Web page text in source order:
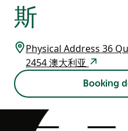
斯
Physical Address 36
2454 澳大利亚
Booking